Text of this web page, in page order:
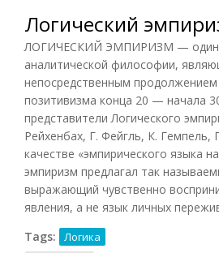
Логический
ЛОГИЧЕСКИЙ ЭМПИРИЗМ — один
аналитической философии,
непосредственным продолжением
позитивизма конца 20 — начала
представители Логического
Рейхенбах, Г. Фейгль, К. Гемпель,
качестве «эмпирического языка
эмпиризм предлагал так
выражающий чувственно
явления, а не язык личных
Tags:
Логика